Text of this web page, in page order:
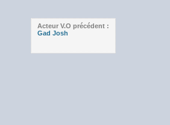
Acteur V.O précédent :
Gad Josh